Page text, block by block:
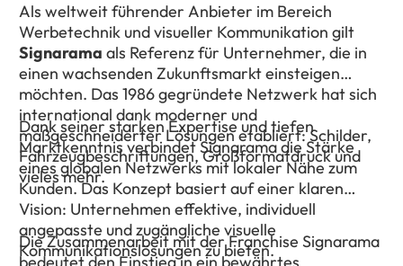
Als weltweit führender Anbieter im Bereich
Werbetechnik und visueller Kommunikation gilt
Signarama als Referenz für Unternehmer, die in
einen wachsenden Zukunftsmarkt einsteigen
möchten. Das 1986 gegründete Netzwerk hat sich
international dank moderner und
maßgeschneiderter Lösungen etabliert: Schilder,
Fahrzeugbeschriftungen, Großformatdruck und
vieles mehr.
Dank seiner starken Expertise und tiefen
Marktkenntnis verbindet Signarama die Stärke
eines globalen Netzwerks mit lokaler Nähe zum
Kunden. Das Konzept basiert auf einer klaren
Vision: Unternehmen effektive, individuell
angepasste und zugängliche visuelle
Kommunikationslösungen zu bieten.
Die Zusammenarbeit mit der Franchise Signarama